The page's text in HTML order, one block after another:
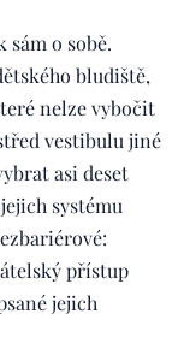
sám o sobě.
bludiště,
nelze vybočit
vestibulu jiné
asi deset
systému
přístup
jejich